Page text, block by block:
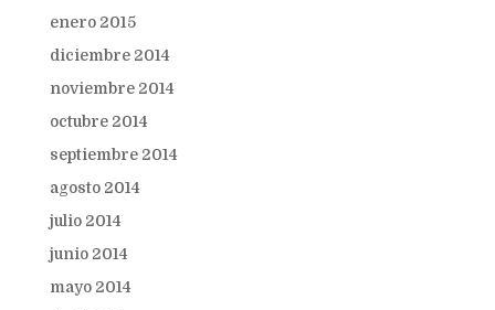
enero 2015
diciembre 2014
noviembre 2014
octubre 2014
septiembre 2014
agosto 2014
julio 2014
junio 2014
mayo 2014